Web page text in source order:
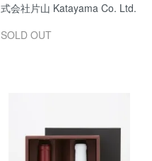
式会社片山 Katayama Co. Ltd.
SOLD OUT